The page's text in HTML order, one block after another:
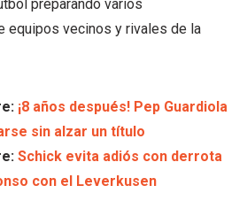
preparando varios
equipos vecinos y rivales de la
¡8 años después! Pep Guardiola
sin alzar un título
Schick evita adiós con derrota
con el Leverkusen